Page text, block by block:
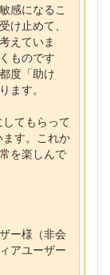
感になるこ
け止めて、
えていま
ものです
度「助け
ます。
てもらって
す。これか
を楽しんで
ー様（非会
アユーザー